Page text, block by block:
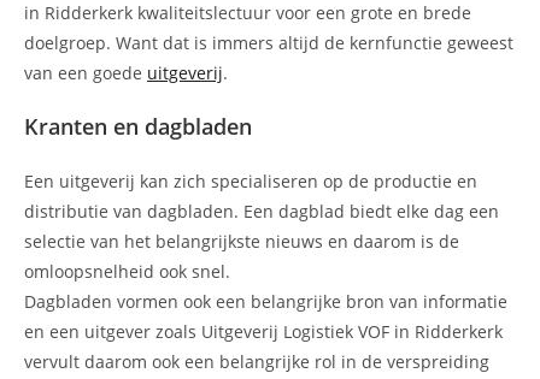
in Ridderkerk kwaliteitslectuur voor een grote en brede
doelgroep. Want dat is immers altijd de kernfunctie geweest
van een goede uitgeverij.
Kranten en dagbladen
Een uitgeverij kan zich specialiseren op de productie en
distributie van dagbladen. Een dagblad biedt elke dag een
selectie van het belangrijkste nieuws en daarom is de
omloopsnelheid ook snel.
Dagbladen vormen ook een belangrijke bron van informatie
en een uitgever zoals Uitgeverij Logistiek VOF in Ridderkerk
vervult daarom ook een belangrijke rol in de verspreiding